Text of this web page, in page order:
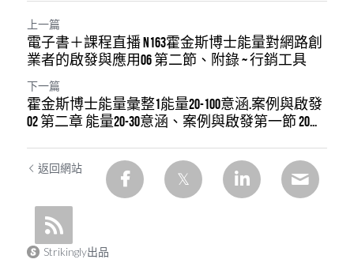
上一篇
電子書＋課程直播 N163霍金斯博士能量對網路創
業者的啟發與應用06 第二節、附錄 ~ 行銷工具
下一篇
霍金斯博士能量彙整1能量20-100意涵.案例與啟發
02 第二章 能量20-30意涵、案例與啟發第一節 20...
返回網站
Strikingly出品